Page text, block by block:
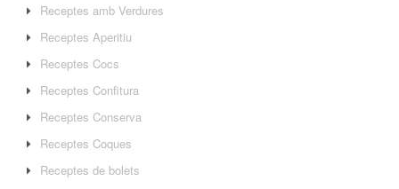
Receptes amb Verdures
Receptes Aperitiu
Receptes Cocs
Receptes Confitura
Receptes Conserva
Receptes Coques
Receptes de bolets